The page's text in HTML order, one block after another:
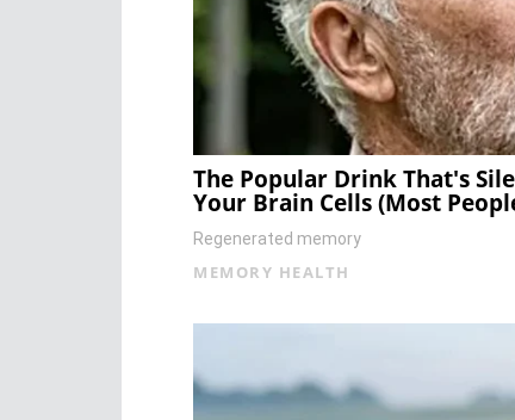
The Popular Drink That's
Your Brain Cells (Most
Regenerated memory
MEMORY HEALTH